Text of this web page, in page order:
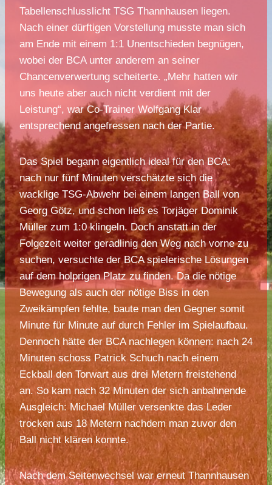
Tabellenschlusslicht TSG Thannhausen liegen.
Nach einer dürftigen Vorstellung musste man sich
am Ende mit einem 1:1 Unentschieden begnügen,
wobei der BCA unter anderem an seiner
Chancenverwertung scheiterte. „Mehr hatten wir
uns heute aber auch nicht verdient mit der
Leistung“, war Co-Trainer Wolfgang Klar
entsprechend angefressen nach der Partie.
Das Spiel begann eigentlich ideal für den BCA:
nach nur fünf Minuten verschätzte sich die
wacklige TSG-Abwehr bei einem langen Ball von
Georg Götz, und schon ließ es Torjäger Dominik
Müller zum 1:0 klingeln. Doch anstatt in der
Folgezeit weiter geradlinig den Weg nach vorne zu
suchen, versuchte der BCA spielerische Lösungen
auf dem holprigen Platz zu finden. Da die nötige
Bewegung als auch der nötige Biss in den
Zweikämpfen fehlte, baute man den Gegner somit
Minute für Minute auf durch Fehler im Spielaufbau.
Dennoch hätte der BCA nachlegen können: nach 24
Minuten schoss Patrick Schuch nach einem
Eckball den Torwart aus drei Metern freistehend
an. So kam nach 32 Minuten der sich anbahnende
Ausgleich: Michael Müller versenkte das Leder
trocken aus 18 Metern nachdem man zuvor den
Ball nicht klären konnte.
Nach dem Seitenwechsel war erneut Thannhausen